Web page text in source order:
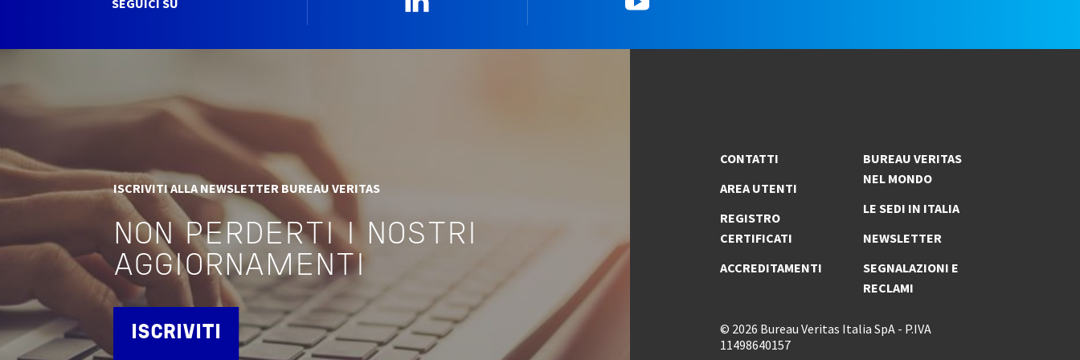
ISCRIVITI ALLA NEWSLETTER BUREAU VERITAS
NON PERDERTI I NOSTRI
AGGIORNAMENTI
ISCRIVITI
CONTATTI
AREA UTENTI
REGISTRO
CERTIFICATI
ACCREDITAMENTI
BUREAU VERITAS
NEL MONDO
LE SEDI IN ITALIA
NEWSLETTER
SEGNALAZIONI E
RECLAMI
© 2026 Bureau Veritas Italia SpA - P.IVA
11498640157